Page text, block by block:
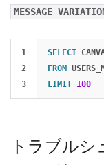
1
2
SELECT
FROM
LIMIT 100
トラブル